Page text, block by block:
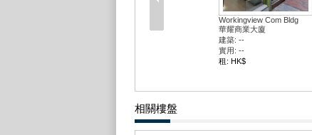
Workingview Com Bldg
華耀商業大廈
建築: --
實用: --
租: HK$
相關樓盤